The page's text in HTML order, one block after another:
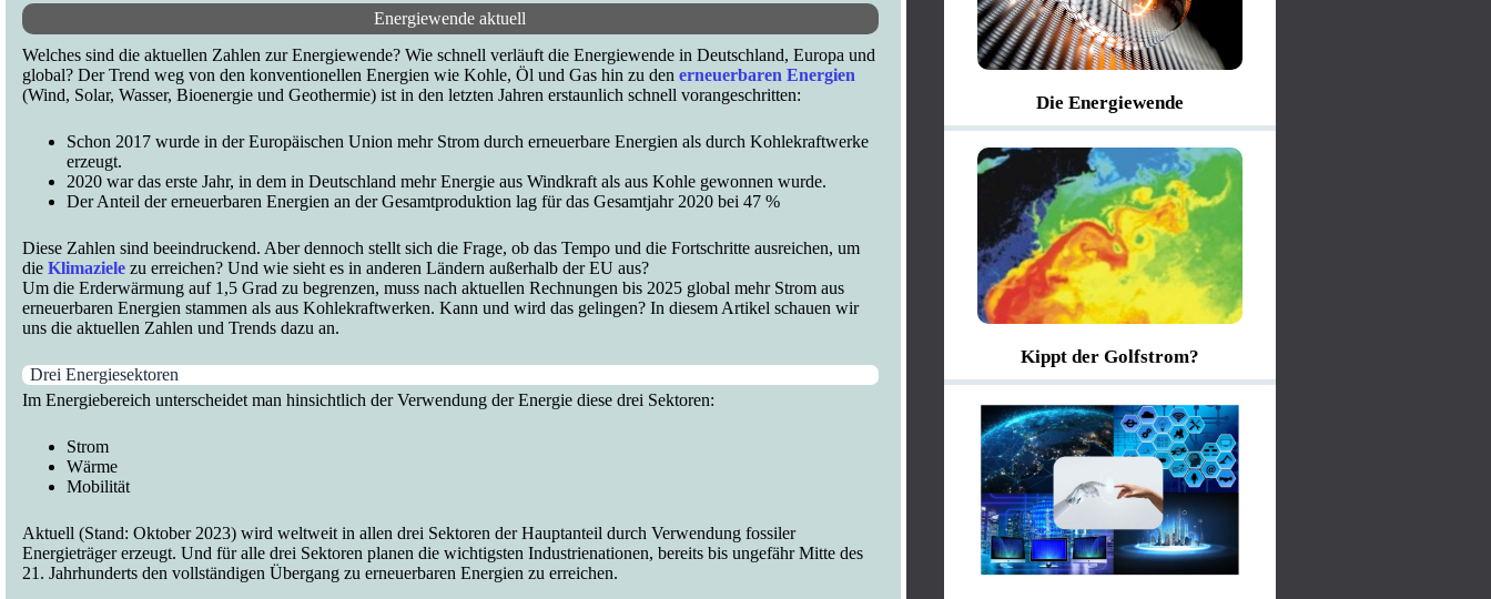
Energiewende aktuell
Welches sind die aktuellen Zahlen zur Energiewende? Wie schnell verläuft die Energiewende in Deutschland, Europa und
global? Der Trend weg von den konventionellen Energien wie Kohle, Öl und Gas hin zu den erneuerbaren Energien
(Wind, Solar, Wasser, Bioenergie und Geothermie) ist in den letzten Jahren erstaunlich schnell vorangeschritten:
Schon 2017 wurde in der Europäischen Union mehr Strom durch erneuerbare Energien als durch Kohlekraftwerke
erzeugt.
2020 war das erste Jahr, in dem in Deutschland mehr Energie aus Windkraft als aus Kohle gewonnen wurde.
Der Anteil der erneuerbaren Energien an der Gesamtproduktion lag für das Gesamtjahr 2020 bei 47 %
Diese Zahlen sind beeindruckend. Aber dennoch stellt sich die Frage, ob das Tempo und die Fortschritte ausreichen, um
die Klimaziele zu erreichen? Und wie sieht es in anderen Ländern außerhalb der EU aus?
Um die Erderwärmung auf 1,5 Grad zu begrenzen, muss nach aktuellen Rechnungen bis 2025 global mehr Strom aus
erneuerbaren Energien stammen als aus Kohlekraftwerken. Kann und wird das gelingen? In diesem Artikel schauen wir
uns die aktuellen Zahlen und Trends dazu an.
Drei Energiesektoren
Im Energiebereich unterscheidet man hinsichtlich der Verwendung der Energie diese drei Sektoren:
Strom
Wärme
Mobilität
Aktuell (Stand: Oktober 2023) wird weltweit in allen drei Sektoren der Hauptanteil durch Verwendung fossiler
Energieträger erzeugt. Und für alle drei Sektoren planen die wichtigsten Industrienationen, bereits bis ungefähr Mitte des
21. Jahrhunderts den vollständigen Übergang zu erneuerbaren Energien zu erreichen.
Die Energiewende
Kippt der Golfstrom?